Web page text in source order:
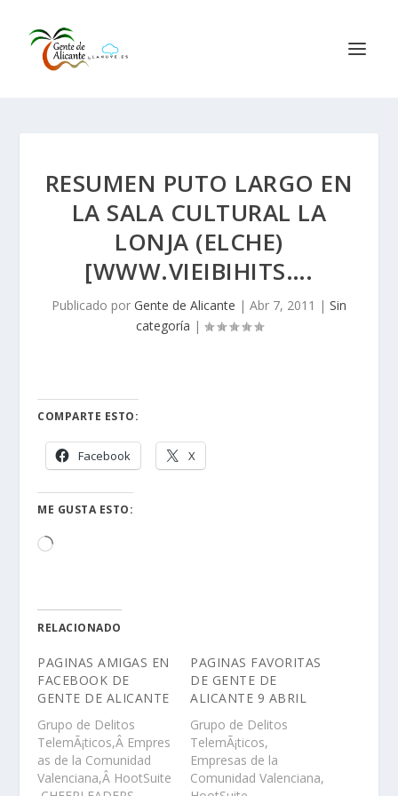
RESUMEN PUTO LARGO EN
LA SALA CULTURAL LA
LONJA (ELCHE)
[WWW.VIEIBIHITS….
Publicado por Gente de Alicante | Abr 7, 2011 | Sin
categoría |
COMPARTE ESTO:
Facebook X
ME GUSTA ESTO:
Cargando...
RELACIONADO
PAGINAS AMIGAS EN
FACEBOOK DE
GENTE DE ALICANTE
Grupo de Delitos
TelemÃ¡ticos,Â Empres
as de la Comunidad
Valenciana,Â HootSuite
PAGINAS FAVORITAS
DE GENTE DE
ALICANTE 9 ABRIL
Grupo de Delitos
TelemÃ¡ticos,
Empresas de la
Comunidad Valenciana,